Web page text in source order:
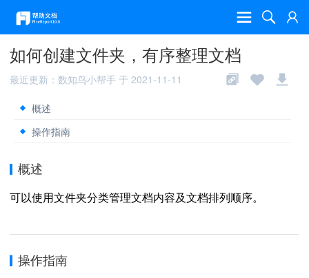
如何创建文件夹，有序整理文档
最近更新：数知鸟小帮手 于 2021-11-11
概述
操作指南
概述
可以使用文件夹分类管理文档内容及文档排列顺序。
操作指南